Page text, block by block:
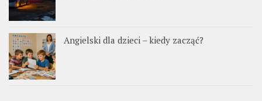
Angielski dla dzieci – kiedy zacząć?